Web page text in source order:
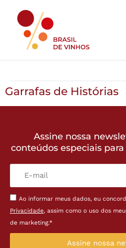
Garrafas de
Garrafas de Histórias
Assine nossa
conteúdos especiais
Ao informar meus dados, eu
Privacidade, assim como o uso dos
de marketing.*
Assine nossa